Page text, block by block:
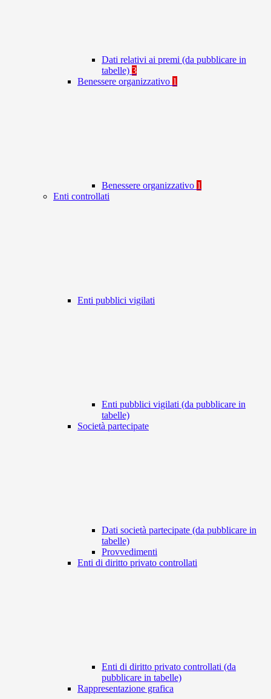
Dati relativi ai premi (da pubblicare in
tabelle) 3
Benessere organizzativo 1
Benessere organizzativo 1
Enti controllati
Enti pubblici vigilati
Enti pubblici vigilati (da pubblicare in
tabelle)
Società partecipate
Dati società partecipate (da pubblicare in
tabelle)
Provvedimenti
Enti di diritto privato controllati
Enti di diritto privato controllati (da
pubblicare in tabelle)
Rappresentazione grafica